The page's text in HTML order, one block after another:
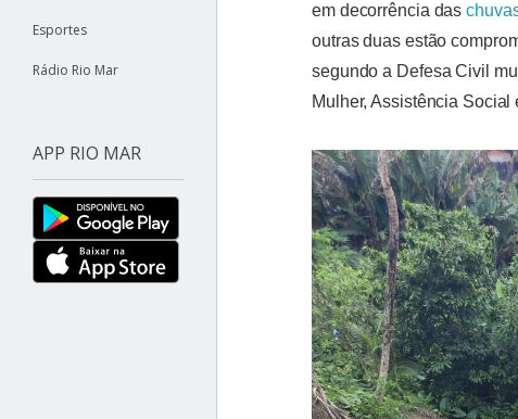
Esportes
Rádio Rio Mar
APP RIO MAR
em decorrência das
outras duas estão
segundo a Defesa Civil
Mulher, Assistência